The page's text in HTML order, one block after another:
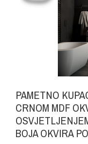
PAMETNO
CRNOM MDF
BOJA OKVIRA